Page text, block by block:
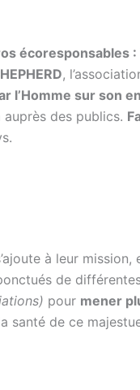
écoresponsables :
,
l’Homme sur son
auprès des publics.
à leur
de
pour mener
santé de ce